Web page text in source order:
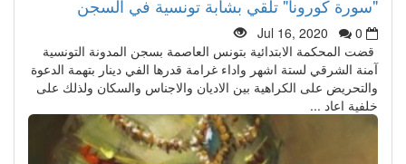
"سورة كورونا" تلقي بشابة تونسية في السجن
Jul 16, 2020
0
قضت المحكمة الابتدائية بتونس العاصمة بسجن المدونة التونسية
آمنة الشرقي لستة اشهر واداء غرامة قدرها الفي دينار بتهمة الدعوة
والتحريض على الكراهية بين الاديان والاجناس والسكان ولذلك على
خلفية اعاد ...